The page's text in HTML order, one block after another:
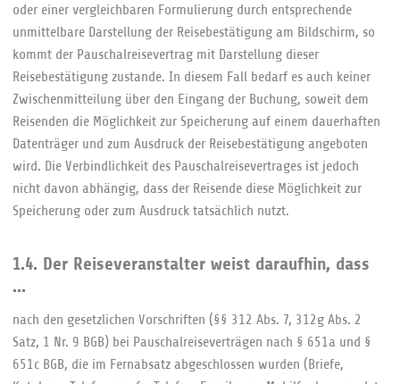
oder einer vergleichbaren Formulierung durch entsprechende
unmittelbare Darstellung der Reisebestätigung am Bildschirm, so
kommt der Pauschalreisevertrag mit Darstellung dieser
Reisebestätigung zustande. In diesem Fall bedarf es auch keiner
Zwischenmitteilung über den Eingang der Buchung, soweit dem
Reisenden die Möglichkeit zur Speicherung auf einem dauerhaften
Datenträger und zum Ausdruck der Reisebestätigung angeboten
wird. Die Verbindlichkeit des Pauschalreisevertrages ist jedoch
nicht davon abhängig, dass der Reisende diese Möglichkeit zur
Speicherung oder zum Ausdruck tatsächlich nutzt.
1.4. Der Reiseveranstalter weist daraufhin, dass
...
nach den gesetzlichen Vorschriften (§§ 312 Abs. 7, 312g Abs. 2
Satz, 1 Nr. 9 BGB) bei Pauschalreiseverträgen nach § 651a und §
651c BGB, die im Fernabsatz abgeschlossen wurden (Briefe,